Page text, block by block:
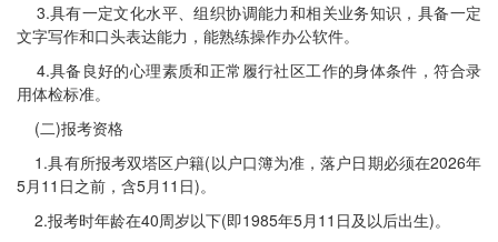
3.具有一定文化水平、组织协调能力和相关业务知识，具备一定
文字写作和口头表达能力，能熟练操作办公软件。
4.具备良好的心理素质和正常履行社区工作的身体条件，符合录
用体检标准。
(二)报考资格
1.具有所报考双塔区户籍(以户口簿为准，落户日期必须在2026年
5月11日之前，含5月11日)。
2.报考时年龄在40周岁以下(即1985年5月11日及以后出生)。